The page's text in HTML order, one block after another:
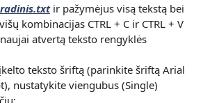
.txtir pažymėjus visą tekstą bei
kombinacijas CTRL + C ir CTRL + V
atvertą teksto rengyklės
teksto šriftą (parinkite šriftą Arial
nustatykite viengubus (Single)